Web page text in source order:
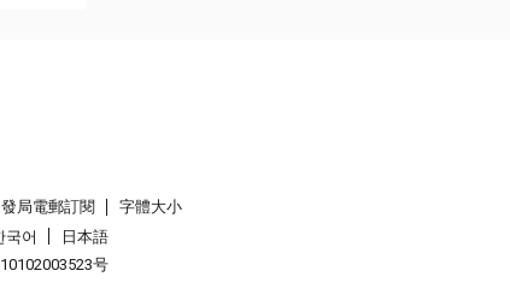
局電郵訂閱
字體大小
국어
日本語
号